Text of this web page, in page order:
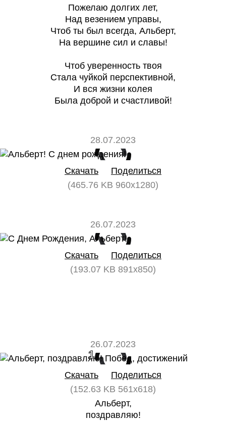
Пожелаю долгих лет,
Над везением управы,
Чтоб ты был всегда, Альберт,
На вершине сил и славы!
Чтоб уверенность твоя
Стала чуйкой перспективной,
И вся жизни колея
Была доброй и счастливой!
28.07.2023
0
Скачать
Поделиться
(465.76 KB 960x1280)
26.07.2023
0
Скачать
Поделиться
(193.07 KB 891x850)
26.07.2023
1
Скачать
Поделиться
(152.63 KB 561x618)
Альберт,
поздравляю!